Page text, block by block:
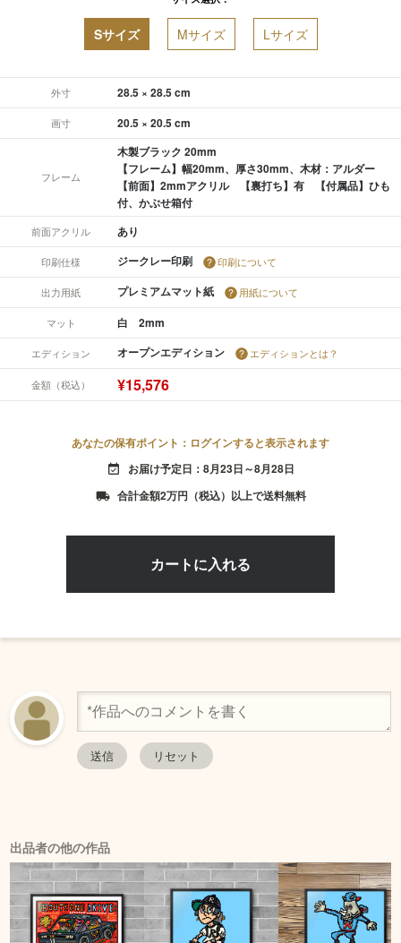
Sサイズ Mサイズ Lサイズ
外寸 28.5 × 28.5 cm
画寸 20.5 × 20.5 cm
フレーム
木製ブラック 20mm
【フレーム】幅20mm、厚さ30mm、木材：アルダー
【前面】2mmアクリル 【裏打ち】有 【付属品】ひも
付、かぶせ箱付
前面アクリル あり
印刷仕様 ジークレー印刷 印刷について
出力用紙 プレミアムマット紙 用紙について
マット 白 2mm
エディション オープンエディション エディションとは？
金額（税込） ¥15,576
あなたの保有ポイント：ログインすると表示されます
event_available お届け予定日：8月23日～8月28日
local_shipping 合計金額2万円（税込）以上で送料無料
出品者の他の作品